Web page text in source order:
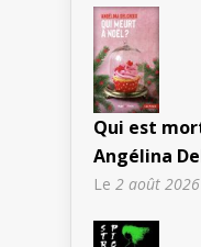
Qui est
Angélina
Le 2 août 2026